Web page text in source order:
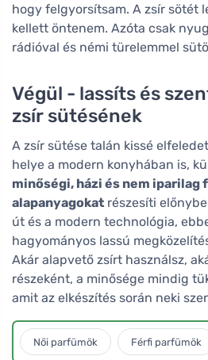
hogy felgyorsítsam. A zsír sötét
kellett öntenem. Azóta csak
rádióval és némi türelemmel
Végül - lassíts és
zsír sütésének
A zsír sütése talán kissé
helye a modern konyhában is,
minőségi, házi és nem
alapanyagokat részesíti
út és a modern technológia,
hagyományos lassú
Akár alapvető zsírt használsz,
részeként, a minősége mindig
amit az elkészítés során neki
Női parfümök Férfi parfümök